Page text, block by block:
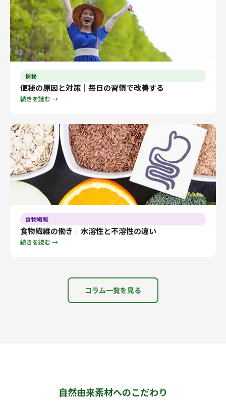
便秘
便秘の原因と対策｜毎日の習慣で改善する
続きを読む →
食物繊維
食物繊維の働き｜水溶性と不溶性の違い
続きを読む →
コラム一覧を見る
自然由来素材へのこだわり